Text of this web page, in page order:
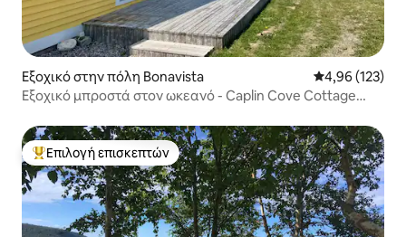
Εξοχικό στην πόλη Bonavista Μέση
4,96 (123)
Εξοχικό μπροστά στον ωκεανό - Caplin Cove Cottage
Κορυφαία επιλογή επισκεπτών
Επιλογή επισκεπτών